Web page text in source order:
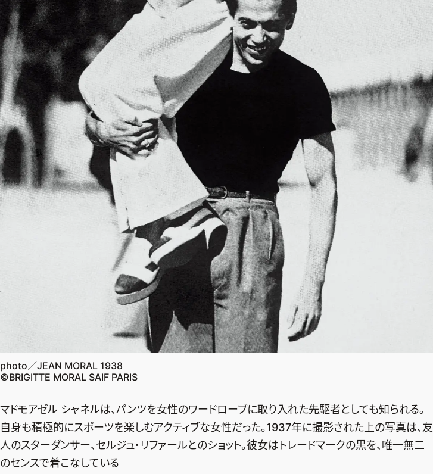
photo／JEAN MORAL 1938
©BRIGITTE MORAL SAIF PARIS
マドモアゼル シャネルは、パンツを女性のワードローブに取り入れた先駆者としても知られる。
自身も積極的にスポーツを楽しむアクティブな女性だった。1937年に撮影された上の写真は、友
人のスターダンサー、セルジュ・リファールとのショット。彼女はトレードマークの黒を、唯一無二
のセンスで着こなしている